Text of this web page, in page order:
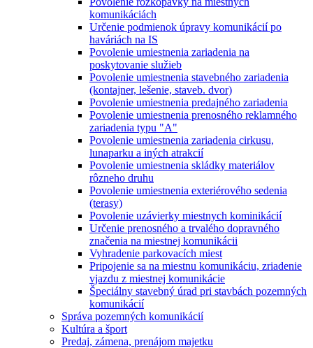
komunikáciách
Určenie podmienok úpravy komunikácií po
haváriách na IS
Povolenie umiestnenia zariadenia na
poskytovanie služieb
Povolenie umiestnenia stavebného zariadenia
(kontajner, lešenie, staveb. dvor)
Povolenie umiestnenia predajného zariadenia
Povolenie umiestnenia prenosného reklamného
zariadenia typu "A"
Povolenie umiestnenia zariadenia cirkusu,
lunaparku a iných atrakcií
Povolenie umiestnenia skládky materiálov
rôzneho druhu
Povolenie umiestnenia exteriérového sedenia
(terasy)
Povolenie uzávierky miestnych kominikácií
Určenie prenosného a trvalého dopravného
značenia na miestnej komunikácii
Vyhradenie parkovacích miest
Pripojenie sa na miestnu komunikáciu, zriadenie
vjazdu z miestnej komunikácie
Špeciálny stavebný úrad pri stavbách pozemných
komunikácií
Správa pozemných komunikácií
Kultúra a šport
Predaj, zámena, prenájom majetku